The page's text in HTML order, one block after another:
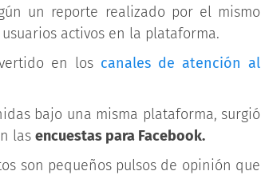
un reporte realizado por el mismo
activos en la plataforma.
en los canales de atención al
bajo una misma plataforma, surgió
las encuestas para Facebook.
son pequeños pulsos de opinión que